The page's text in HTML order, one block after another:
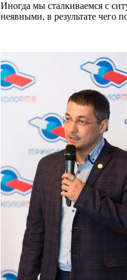
Иногда мы сталкиваемся с
неявными, в результате чего